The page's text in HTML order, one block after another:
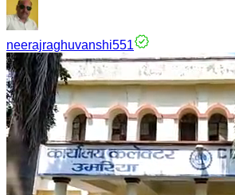
neerajraghuvanshi551